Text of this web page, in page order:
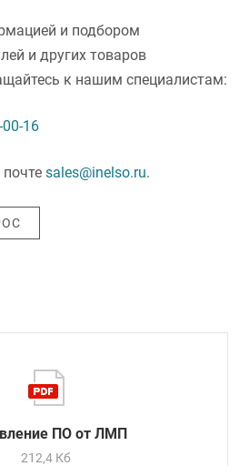
и подбором
и других товаров
к нашим специалистам:
16
sales@inelso.ru.
ПО от ЛМП
212,4 Кб